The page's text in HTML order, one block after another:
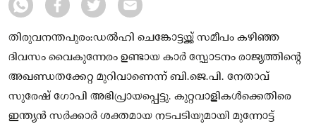
തിരുവനന്തപുരം:ഡൽഹി ചെങ്കോട്ടയ്ക്ക് സമീപം കഴിഞ്ഞ
ദിവസം വൈകുന്നേരം ഉണ്ടായ കാർ സ്ഫോടനം രാജ്യത്തിന്റെ
അഖണ്ഡതക്കേറ്റ മുറിവാണെന്ന് ബി.ജെ.പി. നേതാവ്
സുരേഷ് ഗോപി അഭിപ്രായപ്പെട്ടു. കുറ്റവാളികൾക്കെതിരെ
ഇന്ത്യൻ സർക്കാർ ശക്തമായ നടപടിയുമായി മുന്നോട്ട്